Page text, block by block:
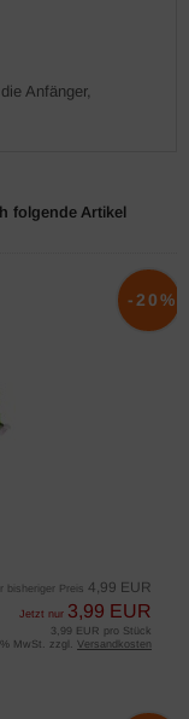
Anfänger,
folgende Artikel
bisheriger Preis 4,99 EUR
Jetzt nur 3,99 EUR
-20%
3,99 EUR pro Stück
% MwSt. zzgl. Versandkosten